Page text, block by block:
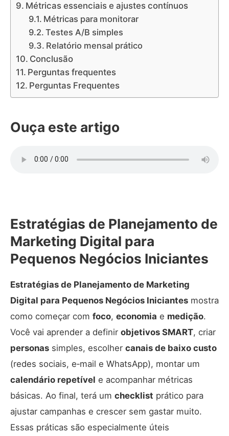
Métricas essenciais e ajustes contínuos
Métricas para monitorar
Testes A/B simples
Relatório mensal prático
Conclusão
Perguntas frequentes
Perguntas Frequentes
Ouça este artigo
Estratégias de Planejamento de
Marketing Digital para
Pequenos Negócios Iniciantes
Estratégias de Planejamento de Marketing
Digital para Pequenos Negócios Iniciantes mostra
como começar com foco, economia e medição.
Você vai aprender a definir objetivos SMART, criar
personas simples, escolher canais de baixo custo
(redes sociais, e‑mail e WhatsApp), montar um
calendário repetível e acompanhar métricas
básicas. Ao final, terá um checklist prático para
ajustar campanhas e crescer sem gastar muito.
Essas práticas são especialmente úteis